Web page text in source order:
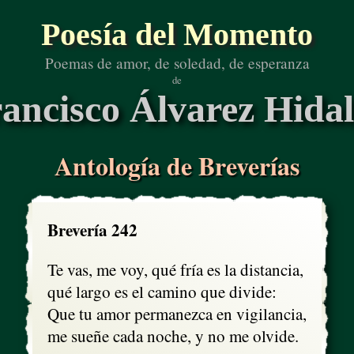
Poesía del Momento
Poemas de amor, de soledad, de esperanza
de
Álvarez
Antología de Breverías
Brevería 242
Te vas, me voy, qué fría es la distancia,
qué largo es el camino que divide:
Que tu amor permanezca en vigilancia,
me sueñe cada noche, y no me olvide.